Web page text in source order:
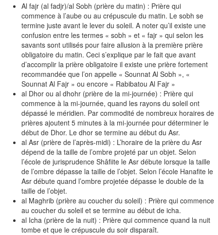
Al fajr (al fadjr)/al Sobh (prière du matin) : Prière qui
commence à l’aube ou au crépuscule du matin. Le sobh se
termine juste avant le lever du soleil. A noter qu’il existe une
confusion entre les termes « sobh » et « fajr » qui selon les
savants sont utilisés pour faire allusion à la première prière
obligatoire du matin. Ceci s’explique par le fait que avant
d’accomplir la prière obligatoire il existe une prière fortement
recommandée que l’on appelle « Sounnat Al Sobh », «
Sounnat Al Fajr » ou encore « Rabibatou Al Fajr »
al Dhor ou al dhohr (prière de la mi-journée) : Prière qui
commence à la mi-journée, quand les rayons du soleil ont
dépassé le méridien. Par commodité de nombreux horaires de
prières ajoutent 5 minutes à la mi-journée pour déterminer le
début de Dhor. Le dhor se termine au début du Asr.
al Asr (prière de l’après-midi) : L’horaire de la prière du Asr
dépend de la taille de l’ombre projeté par un objet. Selon
l’école de jurisprudence Shâfiite le Asr débute lorsque la taille
de l’ombre dépasse la taille de l’objet. Selon l’école Hanafite le
Asr débute quand l’ombre projetée dépasse le double de la
taille de l’objet.
al Maghrib (prière au coucher du soleil) : Prière qui commence
au coucher du soleil et se termine au début de icha.
al Icha (prière de la nuit) : Prière qui commence quand la nuit
tombe et que le crépuscule du soir disparaît.